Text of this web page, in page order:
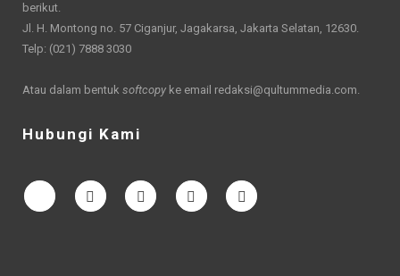
berikut.
Jl. H. Montong no. 57 Ciganjur, Jagakarsa, Jakarta Selatan, 12630.
Telp: (021) 7888 3030
Atau dalam bentuk softcopy ke email redaksi@qultummedia.com.
Hubungi Kami